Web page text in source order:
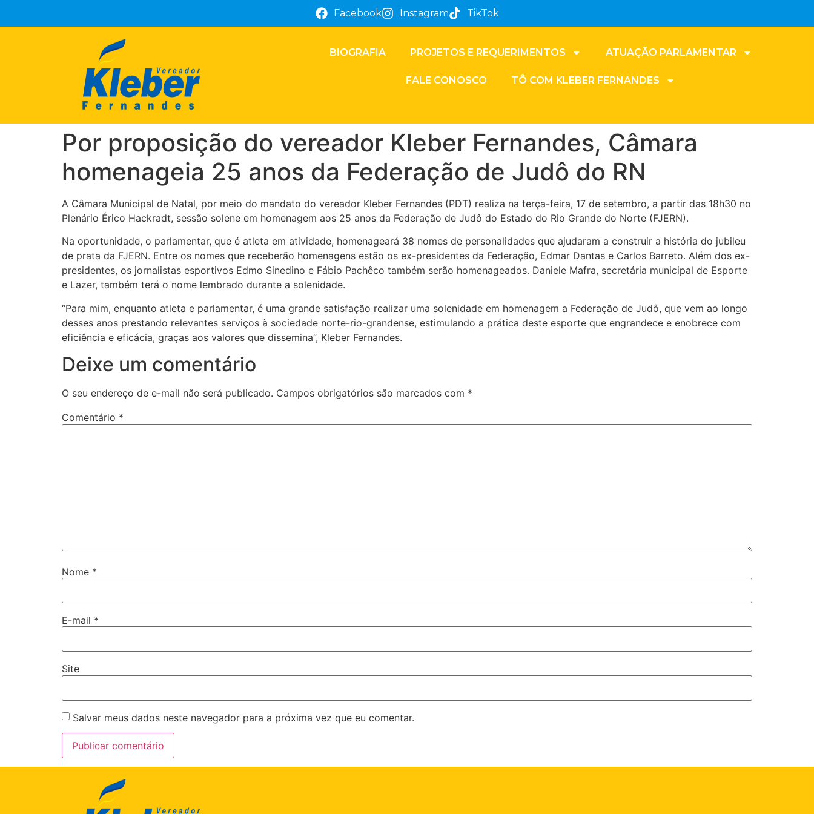
Facebook Instagram TikTok
BIOGRAFIA PROJETOS E REQUERIMENTOS ATUAÇÃO PARLAMENTAR
FALE CONOSCO TÔ COM KLEBER FERNANDES
Por proposição do vereador Kleber Fernandes, Câmara
homenageia 25 anos da Federação de Judô do RN
A Câmara Municipal de Natal, por meio do mandato do vereador Kleber Fernandes (PDT) realiza na terça-feira, 17 de setembro, a partir das 18h30 no
Plenário Érico Hackradt, sessão solene em homenagem aos 25 anos da Federação de Judô do Estado do Rio Grande do Norte (FJERN).
Na oportunidade, o parlamentar, que é atleta em atividade, homenageará 38 nomes de personalidades que ajudaram a construir a história do jubileu
de prata da FJERN. Entre os nomes que receberão homenagens estão os ex-presidentes da Federação, Edmar Dantas e Carlos Barreto. Além dos ex-
presidentes, os jornalistas esportivos Edmo Sinedino e Fábio Pachêco também serão homenageados. Daniele Mafra, secretária municipal de Esporte
e Lazer, também terá o nome lembrado durante a solenidade.
“Para mim, enquanto atleta e parlamentar, é uma grande satisfação realizar uma solenidade em homenagem a Federação de Judô, que vem ao longo
desses anos prestando relevantes serviços à sociedade norte-rio-grandense, estimulando a prática deste esporte que engrandece e enobrece com
eficiência e eficácia, graças aos valores que dissemina”, Kleber Fernandes.
Deixe um comentário
O seu endereço de e-mail não será publicado. Campos obrigatórios são marcados com *
Comentário *
Nome *
E-mail *
Site
Salvar meus dados neste navegador para a próxima vez que eu comentar.